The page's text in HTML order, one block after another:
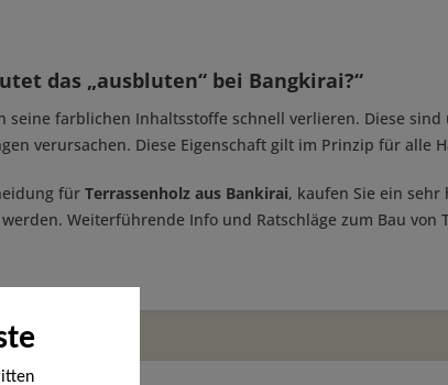
das „ausbluten“ bei Bangkirai?“
seine farblichen Inhaltsstoffe schnell verlieren. Diese
verursachen. Diese Eigenschaft gilt im Prinzip für alle
für Terrassenholz aus Bankirai, kaufen Sie ein
Weiterführende Info und Ratschläge zum Bau von